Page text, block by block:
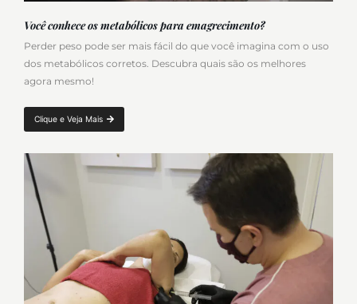
Você conhece os metabólicos para emagrecimento?
Perder peso pode ser mais fácil do que você imagina com o uso
dos metabólicos corretos. Descubra quais são os melhores
agora mesmo!
Clique e Veja Mais